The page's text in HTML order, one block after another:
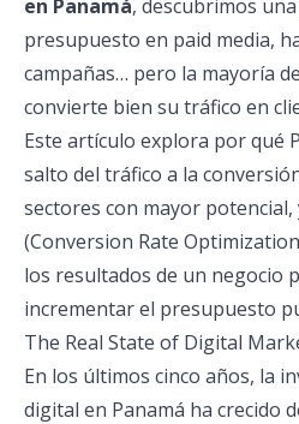
en Panamá, descubrimos
presupuesto en paid media,
campañas… pero la mayoría
convierte bien su tráfico en
Este artículo explora por qué
salto del tráfico a la
sectores con mayor potencial,
(Conversion Rate
los resultados de un negocio
incrementar el presupuesto
The Real State of Digital
En los últimos cinco años, la
digital en Panamá ha crecido